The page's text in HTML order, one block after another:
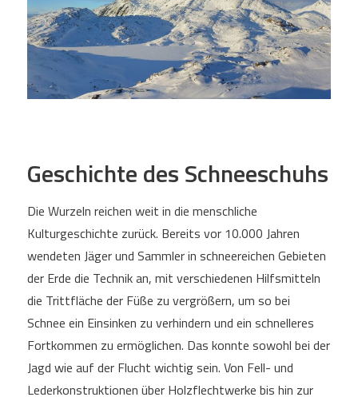
Geschichte des Schneeschuhs
Die Wurzeln reichen weit in die menschliche
Kulturgeschichte zurück. Bereits vor 10.000 Jahren
wendeten Jäger und Sammler in schneereichen Gebieten
der Erde die Technik an, mit verschiedenen Hilfsmitteln
die Trittfläche der Füße zu vergrößern, um so bei
Schnee ein Einsinken zu verhindern und ein schnelleres
Fortkommen zu ermöglichen. Das konnte sowohl bei der
Jagd wie auf der Flucht wichtig sein. Von Fell- und
Lederkonstruktionen über Holzflechtwerke bis hin zur